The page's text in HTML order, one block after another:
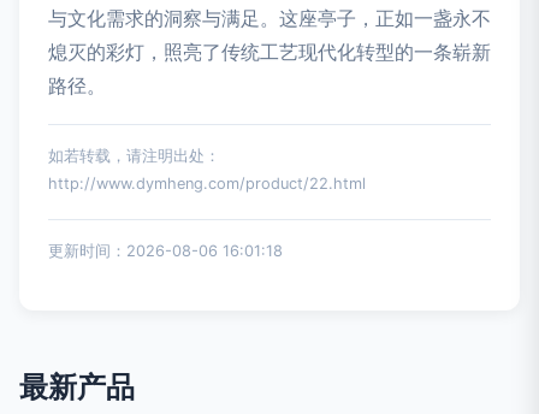
与文化需求的洞察与满足。这座亭子，正如一盏永不
熄灭的彩灯，照亮了传统工艺现代化转型的一条崭新
路径。
如若转载，请注明出处：
http://www.dymheng.com/product/22.html
更新时间：2026-08-06 16:01:18
最新产品